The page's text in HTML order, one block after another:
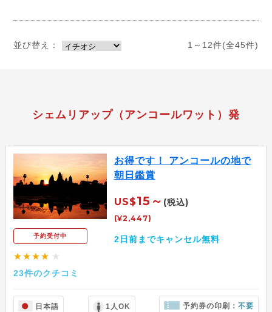
並び替え： 1～12件(全45件)
シェムリアップ（アンコールワット）発
予約受付中
★★★★ ★
23件のクチコミ
お得です！ アンコールの地で
朝日鑑賞
US$15～ (税込)
(¥2,447)
2日前までキャンセル無料
日本語 1人OK 予約券の印刷：不要